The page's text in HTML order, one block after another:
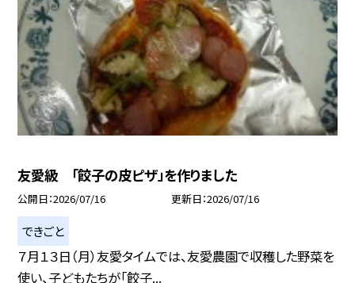
友愛級 「餃子の皮ピザ」を作りました
公開日 2026/07/16 更新日 2026/07/16
できごと
７月１３日（月）友愛タイムでは、友愛農園で収穫した野菜を
使い、子どもたちが「餃子...